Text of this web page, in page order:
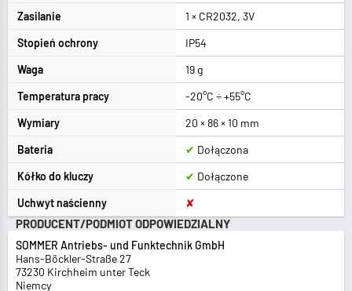
Zasilanie
1 × CR2032, 3V
Stopień ochrony
IP54
Waga
19 g
Temperatura pracy
-20°C ÷ +55°C
Wymiary
20 × 86 × 10 mm
Bateria
✔ Dołączona
Kółko do kluczy
✔ Dołączone
Uchwyt naścienny
✘
PRODUCENT/PODMIOT ODPOWIEDZIALNY
SOMMER Antriebs- und Funktechnik GmbH
Hans-Böckler-Straße 27
73230 Kirchheim unter Teck
Niemcy